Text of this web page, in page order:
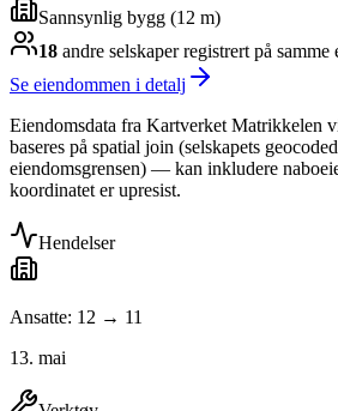
Sannsynlig bygg (12 m)
18 andre selskaperregistrert på samme
Se eiendommen i detalj
Eiendomsdata fra Kartverket Matrikkelen
baseres på spatial join (selskapets
eiendomsgrensen) — kan inkludere
koordinatet er upresist.
Hendelser
Ansatte: 12 → 11
13. mai